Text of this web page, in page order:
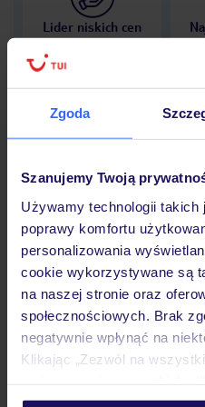
Zgoda
Szanujemy Twoją
Używamy technologii takich
poprawy komfortu
personalizowania
cookie wykorzystywane są
na naszej stronie oraz
społecznościowych. Brak
negatywnie wpłynąć na
Klikając „Zezwól na
personalizować swój wybór
Lider niskich cen
Opinie
Pokoje
Wyżywienie